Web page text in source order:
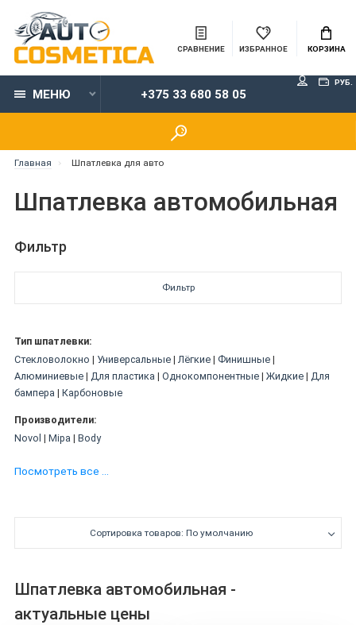
СРАВНЕНИЕ ИЗБРАННОЕ КОРЗИНА
МЕНЮ +375 33 680 58 05
РУБ.
Главная Шпатлевка для авто
Шпатлевка автомобильная
Фильтр
Фильтр
Тип шпатлевки:
Стекловолокно | Универсальные | Лёгкие | Финишные |
Алюминиевые | Для пластика | Однокомпонентные | Жидкие | Для
бампера | Карбоновые
Производители:
Novol | Mipa | Body
Цвета:
Посмотреть все ...
Сортировка товаров: По умолчанию
Шпатлевка автомобильная -
актуальные цены